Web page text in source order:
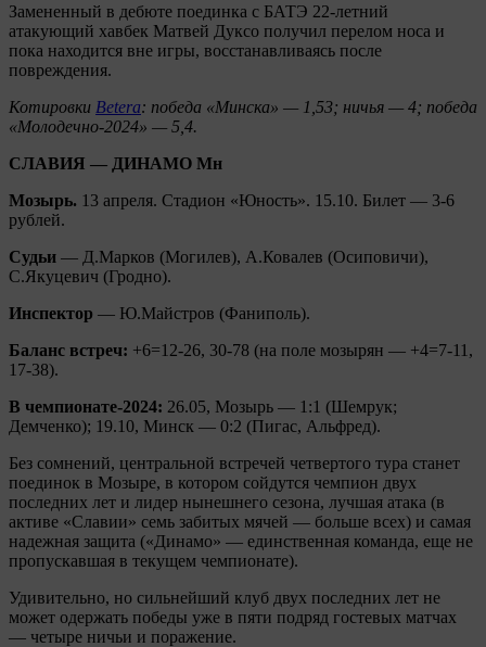
Замененный в дебюте поединка с БАТЭ 22-летний
атакующий хавбек Матвей Дуксо получил перелом носа и
пока находится вне игры, восстанавливаясь после
повреждения.
Котировки Betera: победа «Минска» — 1,53; ничья — 4; победа
«Молодечно-2024» — 5,4.
СЛАВИЯ — ДИНАМО Мн
Мозырь. 13 апреля. Стадион «Юность». 15.10. Билет — 3-6
рублей.
Судьи — Д.Марков (Могилев), А.Ковалев (Осиповичи),
С.Якуцевич (Гродно).
Инспектор — Ю.Майстров (Фаниполь).
Баланс встреч: +6=12-26, 30-78 (на поле мозырян — +4=7-11,
17-38).
В чемпионате-2024: 26.05, Мозырь — 1:1 (Шемрук;
Демченко); 19.10, Минск — 0:2 (Пигас, Альфред).
Без сомнений, центральной встречей четвертого тура станет
поединок в Мозыре, в котором сойдутся чемпион двух
последних лет и лидер нынешнего сезона, лучшая атака (в
активе «Славии» семь забитых мячей — больше всех) и самая
надежная защита («Динамо» — единственная команда, еще не
пропускавшая в текущем чемпионате).
Удивительно, но сильнейший клуб двух последних лет не
может одержать победы уже в пяти подряд гостевых матчах
— четыре ничьи и поражение.